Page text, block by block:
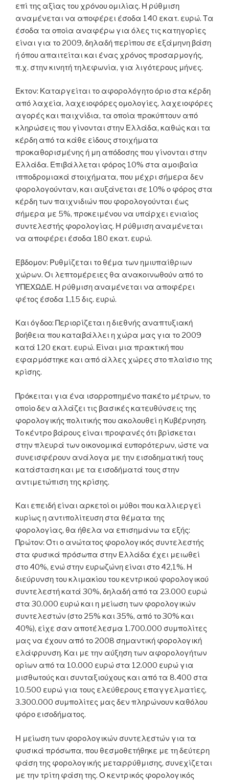
επί της αξίας του χρόνου ομιλίας. Η ρύθμιση
αναμένεται να αποφέρει έσοδα 140 εκατ. ευρώ. Τα
έσοδα τα οποία αναφέρω για όλες τις κατηγορίες
είναι για το 2009, δηλαδή περίπου σε εξάμηνη βάση
ή όπου απαιτείται και ένας χρόνος προσαρμογής,
π.χ. στην κινητή τηλεφωνία, για λιγότερους μήνες.
Έκτον: Καταργείται το αφορολόγητο όριο στα κέρδη
από λαχεία, λαχειοφόρες ομολογίες, λαχειοφόρες
αγορές και παιχνίδια, τα οποία προκύπτουν από
κληρώσεις που γίνονται στην Ελλάδα, καθώς και τα
κέρδη από τα κάθε είδους στοιχήματα
προκαθορισμένης ή μη απόδοσης που γίνονται στην
Ελλάδα. Επιβάλλεται φόρος 10% στα αμοιβαία
ιπποδρομιακά στοιχήματα, που μέχρι σήμερα δεν
φορολογούνταν, και αυξάνεται σε 10% ο φόρος στα
κέρδη των παιχνιδιών που φορολογούνται έως
σήμερα με 5%, προκειμένου να υπάρχει ενιαίος
συντελεστής φορολογίας. Η ρύθμιση αναμένεται
να αποφέρει έσοδα 180 εκατ. ευρώ.
Έβδομον: Ρυθμίζεται το θέμα των ημιυπαίθριων
χώρων. Οι λεπτομέρειες θα ανακοινωθούν από το
ΥΠΕΧΩΔΕ. Η ρύθμιση αναμένεται να αποφέρει
φέτος έσοδα 1,15 δις. ευρώ.
Και όγδοο: Περιορίζεται η διεθνής αναπτυξιακή
βοήθεια που καταβάλλει η χώρα μας για το 2009
κατά 120 εκατ. ευρώ. Είναι μια πρακτική που
εφαρμόστηκε και από άλλες χώρες στο πλαίσιο της
κρίσης.
Πρόκειται για ένα ισορροπημένο πακέτο μέτρων, το
οποίο δεν αλλάζει τις βασικές κατευθύνσεις της
φορολογικής πολιτικής που ακολουθεί η Κυβέρνηση.
Το κέντρο βάρους είναι προφανές ότι βρίσκεται
στην πλευρά των οικονομικά ευπορότερων, ώστε να
συνεισφέρουν ανάλογα με την εισοδηματική τους
κατάσταση και με τα εισοδήματά τους στην
αντιμετώπιση της κρίσης.
Και επειδή είναι αρκετοί οι μύθοι που καλλιεργεί
κυρίως η αντιπολίτευση στα θέματα της
φορολογίας, θα ήθελα να επισημάνω τα εξής:
Πρώτον: Ότι ο ανώτατος φορολογικός συντελεστής
στα φυσικά πρόσωπα στην Ελλάδα έχει μειωθεί
στο 40%, ενώ στην ευρωζώνη είναι στο 42,1%. Η
διεύρυνση του κλιμακίου του κεντρικού φορολογικού
συντελεστή κατά 30%, δηλαδή από τα 23.000 ευρώ
στα 30.000 ευρώ και η μείωση των φορολογικών
συντελεστών (στο 25% και 35%, από το 30% και
40%), είχε σαν αποτέλεσμα 1.700.000 συμπολίτες
μας να έχουν από το 2008 σημαντική φορολογική
ελάφρυνση. Και με την αύξηση των αφορολογήτων
ορίων από τα 10.000 ευρώ στα 12.000 ευρώ για
μισθωτούς και συνταξιούχους και από τα 8.400 στα
10.500 ευρώ για τους ελεύθερους επαγγελματίες,
3.300.000 συμπολίτες μας δεν πληρώνουν καθόλου
φόρο εισοδήματος.
Η μείωση των φορολογικών συντελεστών για τα
φυσικά πρόσωπα, που θεσμοθετήθηκε με τη δεύτερη
φάση της φορολογικής μεταρρύθμισης, συνεχίζεται
με την τρίτη φάση της. Ο κεντρικός φορολογικός